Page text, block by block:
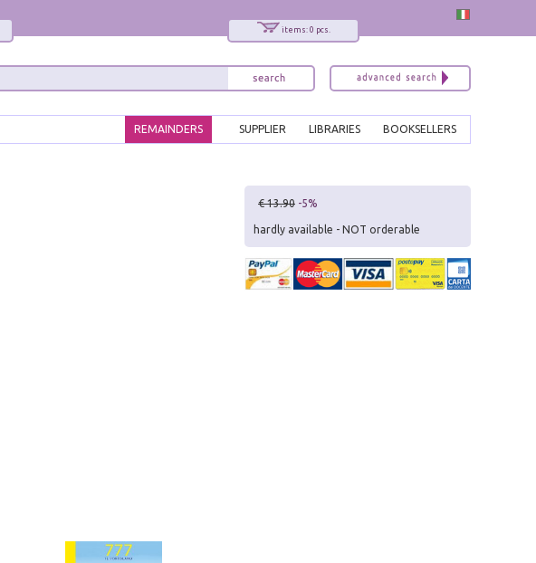
items: 0 pcs.
BOOKSELLERS
LIBRARIES
SUPPLIER
REMAINDERS
€ 13.90 -5%
hardly available - NOT orderable
x
Allora iscriviti alla nostra newsletter!
Sarai informato delle nostre novità, potrai
comunque cancellarti quando desideri.